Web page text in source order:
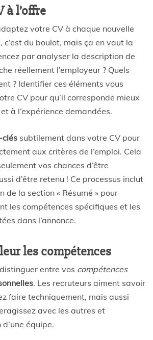
à l’offre
votre CV à chaque nouvelle
c’est du boulot, mais ça en vaut la
par analyser la description de
réellement l’employeur ? Quels
? Identifier ces éléments vous
CV pour qu’il corresponde mieux
à l’expérience demandées.
clés subtilement dans votre CV pour
aux critères de l’emploi. Cela
vos chances d’être
d’être retenu ! Ce processus inclut
de la section « Résumé » pour
les compétences spécifiques et les
dans l’annonce.
les compétences
entre vos compétences
. Les recruteurs aiment savoir
faire techniquement, mais aussi
avec les autres et
équipe.